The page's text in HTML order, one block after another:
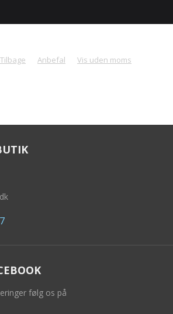
Anbefal Vis uden moms
følg os på